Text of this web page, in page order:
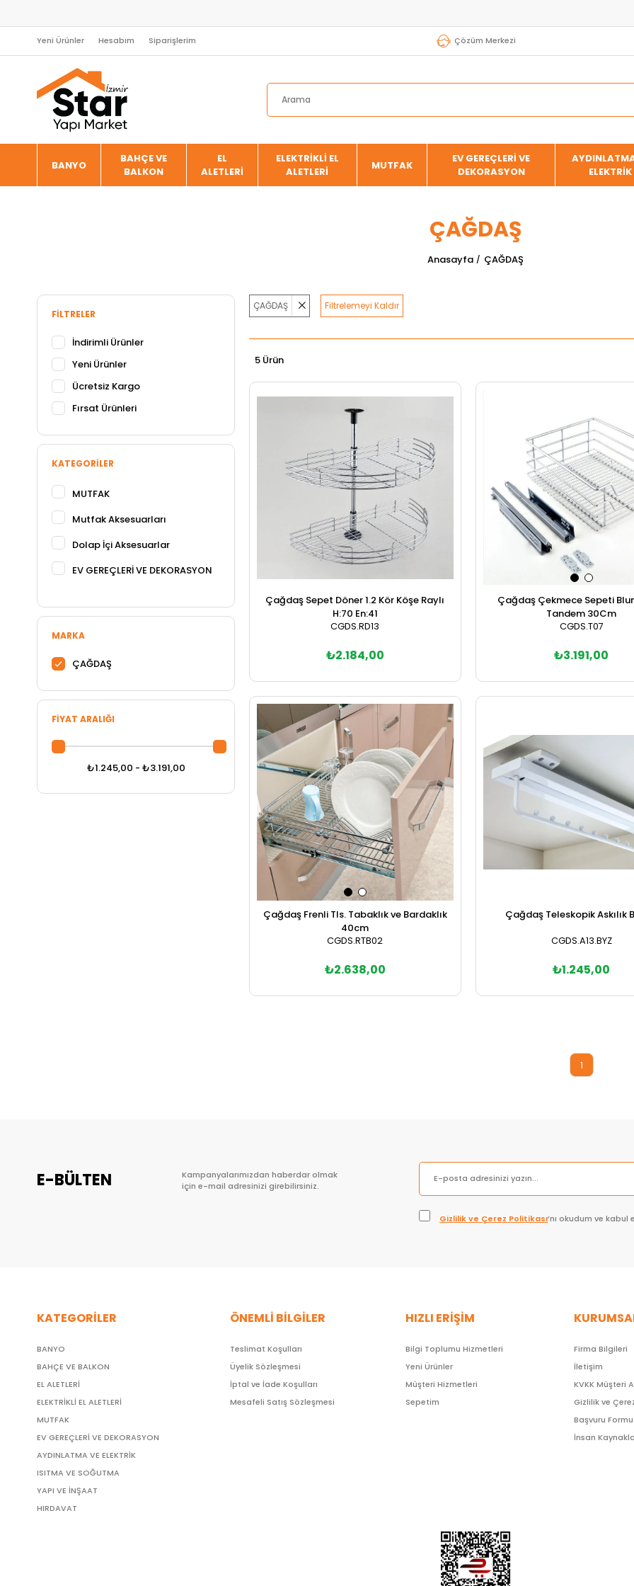
Yeni Ürünler Hesabım Siparişlerim Çözüm Merkezi
BANYO
BAHÇE VE
BALKON
EL
ALETLERİ
ELEKTRİKLİ EL
ALETLERİ
MUTFAK
EV GEREÇLERİ VE
DEKORASYON
ELEKTRİK
ÇAĞDAŞ
Anasayfa ÇAĞDAŞ
FILTRELER
İndirimli Ürünler
Yeni Ürünler
Ücretsiz Kargo
Fırsat Ürünleri
KATEGORILER
MUTFAK
Mutfak Aksesuarları
Dolap İçi Aksesuarlar
EV GEREÇLERİ VE DEKORASYON
MARKA
ÇAĞDAŞ
FIYAT ARALIĞI
₺1.245,00 - ₺3.191,00
ÇAĞDAŞ Filtrelemeyi Kaldır
5 Ürün
Çağdaş Sepet Döner 1.2 Kör Köşe Raylı
H:70 En:41
CGDS.RD13
₺2.184,00
Sepete Ekle
Çağdaş Çekmece Sepeti
Tandem 30Cm
CGDS.T07
₺3.191,00
Sepete Ekle
Çağdaş Frenli Tls. Tabaklık ve Bardaklık
40cm
CGDS.RTB02
₺2.638,00
Çağdaş Teleskopik Askılık
CGDS.A13.BYZ
₺1.245,00
1
E-BÜLTEN
Kampanyalarımızdan haberdar olmak
için e-mail adresinizi girebilirsiniz.
Gizlilik ve Çerez Politikası’nı okudum ve kabul
KATEGORİLER
BANYO
BAHÇE VE BALKON
EL ALETLERİ
ELEKTRİKLİ EL ALETLERİ
MUTFAK
EV GEREÇLERİ VE DEKORASYON
AYDINLATMA VE ELEKTRİK
ISITMA VE SOĞUTMA
YAPI VE İNŞAAT
HIRDAVAT
ÖNEMLİ BİLGİLER
Teslimat Koşulları
Üyelik Sözleşmesi
İptal ve İade Koşulları
Mesafeli Satış Sözleşmesi
HIZLI ERİŞİM
Bilgi Toplumu Hizmetleri
Yeni Ürünler
Müşteri Hizmetleri
Sepetim
Firma Bilgileri
İletişim
KVKK Müşteri
Gizlilik ve
Başvuru Formu
İnsan